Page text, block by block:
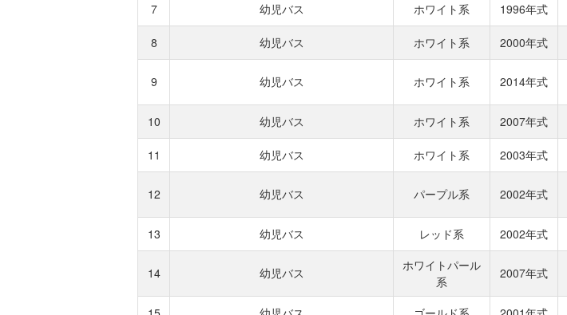
7 幼児バス ホワイト系 1996年式
8 幼児バス ホワイト系 2000年式
9 幼児バス ホワイト系 2014年式
10 幼児バス ホワイト系 2007年式
11 幼児バス ホワイト系 2003年式
12 幼児バス パープル系 2002年式
13 幼児バス レッド系 2002年式
14 幼児バス
ホワイトパール
系
2007年式